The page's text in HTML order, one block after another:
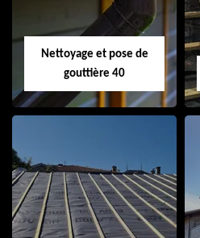
Nettoyage et pose de
gouttière 40
Nettoyage et pose
de gouttière 40